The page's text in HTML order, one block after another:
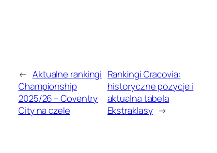
← Aktualne rankingi
Championship
2025/26 – Coventry
City na czele
Rankingi Cracovia:
historyczne pozycje i
aktualna tabela
Ekstraklasy →